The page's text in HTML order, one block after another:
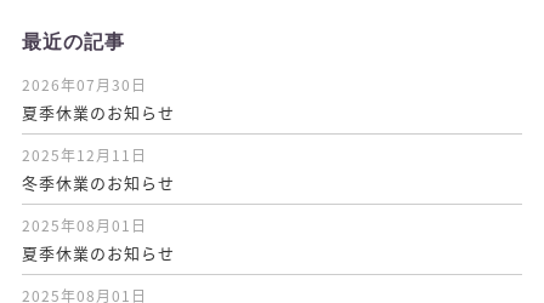
最近の記事
2026年07月30日
夏季休業のお知らせ
2025年12月11日
冬季休業のお知らせ
2025年08月01日
夏季休業のお知らせ
2025年08月01日